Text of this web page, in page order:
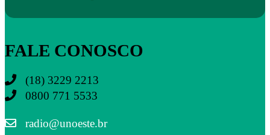
FALE CONOSCO
(18) 3229 2213
0800 771 5533
radio@unoeste.br